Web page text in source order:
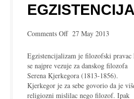
Comments Offon27 May 2013
Egzistencijalizam je filozofski pravac
se najpre vezuje za danskog filozofa
Serena Kjerkegora (1813-1856).
Kjerkegor je za sebe govorio da je
religiozni mislilac nego filozof. Ipak